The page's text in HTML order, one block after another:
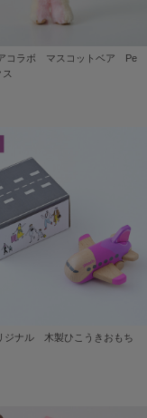
コラボ マスコットベア Pe
ジナル 木製ひこうきおもち